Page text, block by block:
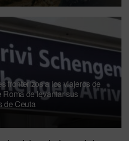
fronterizos a los viajeros de
de levantar sus
de Ceuta